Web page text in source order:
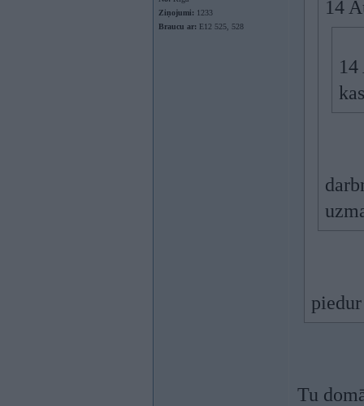
Ziņojumi: 1233
Braucu ar: E12 525, 528
14
Tu